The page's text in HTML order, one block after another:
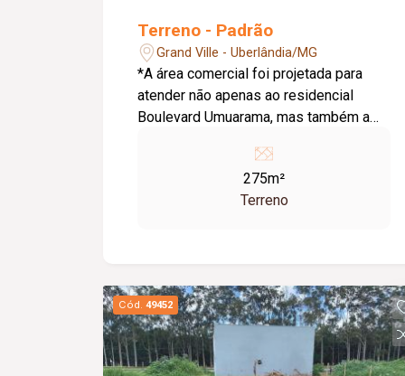
Terreno - Padrão
Grand Ville - Uberlândia/MG
*A área comercial foi projetada para
atender não apenas ao residencial
Boulevard Umuarama, mas também a
diversos bairros e condomínios, * A
região carece de determinados tipos
de comércio, especialmente nos
médio e alto padrão moram na Zona
Leste, *Segmentos que podem ser
instalados incluem: cafeteria, bike shop,
restaurante, fast food, padaria,
275m²
Terreno
Cód. 49452